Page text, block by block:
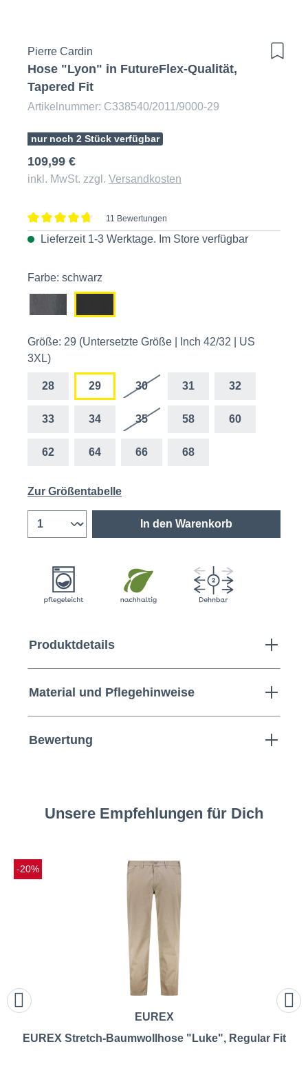
Pierre Cardin
Hose "Lyon" in FutureFlex-Qualität,
Tapered Fit
Artikelnummer: C338540/2011/9000-29
nur noch 2 Stück verfügbar
109,99 €
inkl. MwSt. zzgl. Versandkosten
Durchschnittliche Bewertung von 4.6 von 5 Sternen
11 Bewertungen
Lieferzeit 1-3 Werktage. Im Store verfügbar
Farbe: schwarz
Größe: 29 (Untersetzte Größe | Inch 42/32 | US
3XL)
28 29 30 31 32
33 34 35 58 60
62 64 66 68
Zur Größentabelle
In den Warenkorb
Produktdetails
Material und Pflegehinweise
Bewertung
Unsere Empfehlungen für Dich
EUREX
EUREX Stretch-Baumwollhose "Luke", Regular Fit
-20%